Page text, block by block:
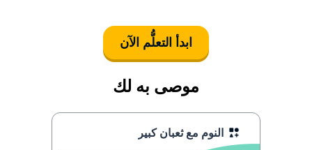
ابدأ التعلُّم الآن
موصى به لك
النوم مع ثعبان كبير